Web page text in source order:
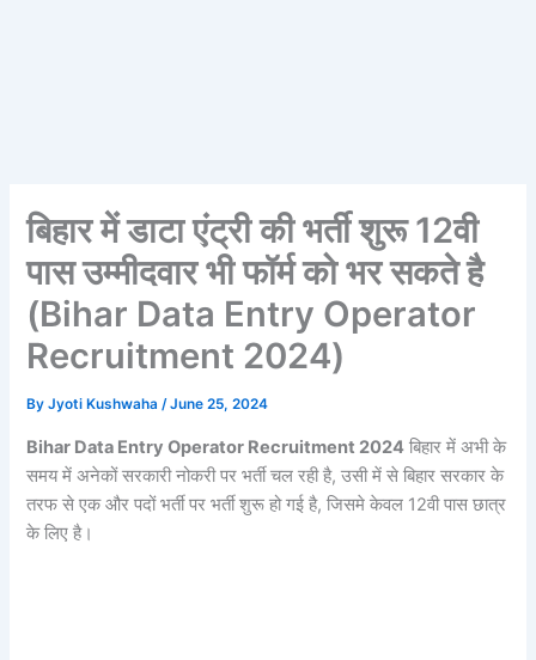
बिहार में डाटा एंट्री की भर्ती शुरू 12वी
पास उम्मीदवार भी फॉर्म को भर सकते है
(Bihar Data Entry Operator
Recruitment 2024)
ByJyoti Kushwaha/June 25, 2024
Bihar Data Entry Operator Recruitment 2024 बिहार में अभी के
समय में अनेकों सरकारी नोकरी पर भर्ती चल रही है, उसी में से बिहार सरकार के
तरफ से एक और पदों भर्ती पर भर्ती शुरू हो गई है, जिसमे केवल 12वी पास छात्र
के लिए है।